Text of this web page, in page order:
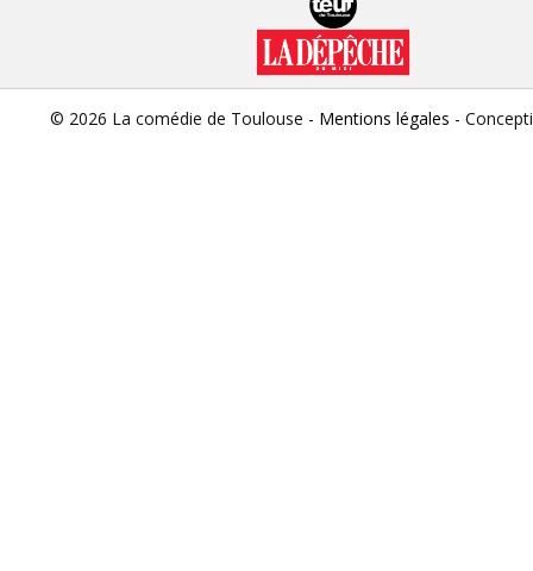
© 2026 La comédie de Toulouse - Mentions légales -